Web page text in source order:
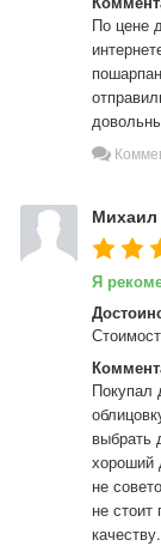
По цене
Михаил
Я
Покупал
выбрать
хороший
не
не
качеству.